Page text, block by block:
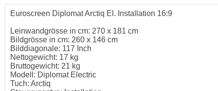
Euroscreen Diplomat Arctiq El. Installation 16:9
Leinwandgrösse in cm: 270 x 181 cm
Bildgrösse in cm: 260 x 146 cm
Bilddiagonale: 117 Inch
Nettogewicht: 17 kg
Bruttogewicht: 21 kg
Modell: Diplomat Electric
Tuch: Arctiq